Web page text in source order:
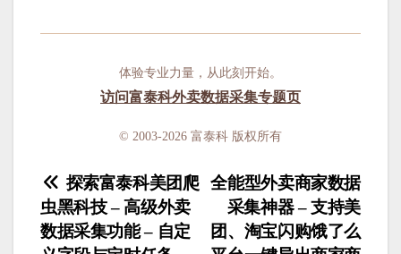
体验专业力量，从此刻开始。
访问富泰科外卖数据采集专题页
© 2003-2026 富泰科 版权所有
文
章
全能型外卖商家数据
采集神器 – 支持美
团、淘宝闪购饿了么
探索富泰科美团爬
虫黑科技 – 高级外卖
数据采集功能 – 自定